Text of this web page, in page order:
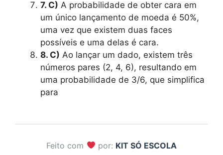
7. C) A probabilidade de obter cara em
um único lançamento de moeda é 50%,
uma vez que existem duas faces
possíveis e uma delas é cara.
8. C) Ao lançar um dado, existem três
números pares (2, 4, 6), resultando em
uma probabilidade de 3/6, que simplifica
para
Feito com por: KIT SÓ ESCOLA